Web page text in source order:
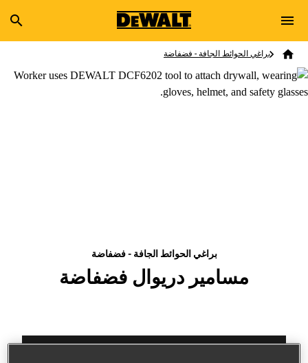
Skip to main content
Search
Breadcrumb
براغي الحوائط الجافة - فضفاضة
براغي الحوائط الجافة - فضفاضة
مسامير دريوال فضفاضة